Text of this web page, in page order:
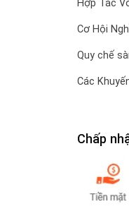
Hợp Tác
Cơ Hội
Quy chế
Các
Chấp